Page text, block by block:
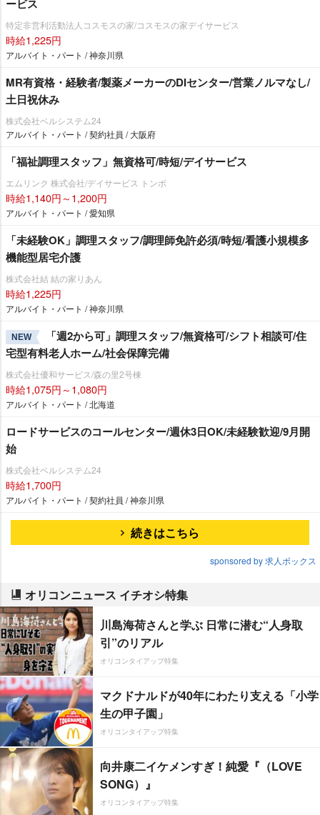
ービス
特定非営利活動法人コスモスの家/コスモスの家デイサービス
時給1,225円
アルバイト・パート / 神奈川県
MR有資格・経験者/製薬メーカーのDIセンター/営業ノルマなし/
土日祝休み
株式会社ベルシステム24
アルバイト・パート / 契約社員 / 大阪府
「福祉調理スタッフ」無資格可/時短/デイサービス
エムリンク 株式会社/デイサービス トンボ
時給1,140円～1,200円
アルバイト・パート / 愛知県
「未経験OK」調理スタッフ/調理師免許必須/時短/看護小規模多
機能型居宅介護
株式会社結 結の家りあん
時給1,225円
アルバイト・パート / 神奈川県
NEW
「週2から可」調理スタッフ/無資格可/シフト相談可/住
宅型有料老人ホーム/社会保障完備
株式会社優和サービス/森の里2号棟
時給1,075円～1,080円
アルバイト・パート / 北海道
ロードサービスのコールセンター/週休3日OK/未経験歓迎/9月開
始
株式会社ベルシステム24
時給1,700円
アルバイト・パート / 契約社員 / 神奈川県
続きはこちら
sponsored by 求人ボックス
オリコンニュース イチオシ特集
川島海荷さんと学ぶ 日常に潜む“人身取
引”のリアル
オリコンタイアップ特集
マクドナルドが40年にわたり支える「小学
生の甲子園」
オリコンタイアップ特集
向井康二イケメンすぎ！純愛『（LOVE
SONG）』
オリコンタイアップ特集